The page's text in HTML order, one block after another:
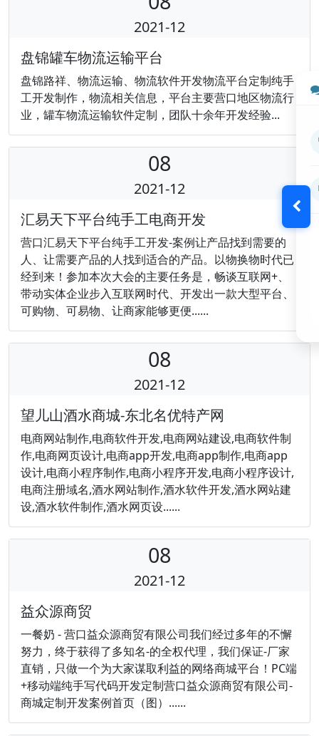
2021-12
盘锦罐车物流运输平台
盘锦路祥、物流运输、物流软件开发物流平台定制纯手
工开发制作，物流相关信息，平台主要营口地区物流行
业，罐车物流运输软件定制，团队十余年开发经验...
08
2021-12
汇易天下平台纯手工电商开发
营口汇易天下平台纯手工开发-案例让产品找到需要的
人、让需要产品的人找到适合的产品。以物换物时代已
经到来！参加本次大会的主要任务是，畅谈互联网+、
带动实体企业步入互联网时代、开发出一款大型平台、
可购物、可易物、让商家能够更便......
08
2021-12
望儿山酒水商城-东北名优特产网
电商网站制作,电商软件开发,电商网站建设,电商软件制
作,电商网页设计,电商app开发,电商app制作,电商app
设计,电商小程序制作,电商小程序开发,电商小程序设计,
电商注册域名,酒水网站制作,酒水软件开发,酒水网站建
设,酒水软件制作,酒水网页设......
08
2021-12
益众源商贸
一餐奶 - 营口益众源商贸有限公司我们经过多年的不懈
努力，终于获得了多知名-的全权代理，我们保证-厂家
直销，只做一个为大家谋取利益的网络商城平台！PC端
+移动端纯手写代码开发定制营口益众源商贸有限公司-
商城定制开发案例首页（图）......